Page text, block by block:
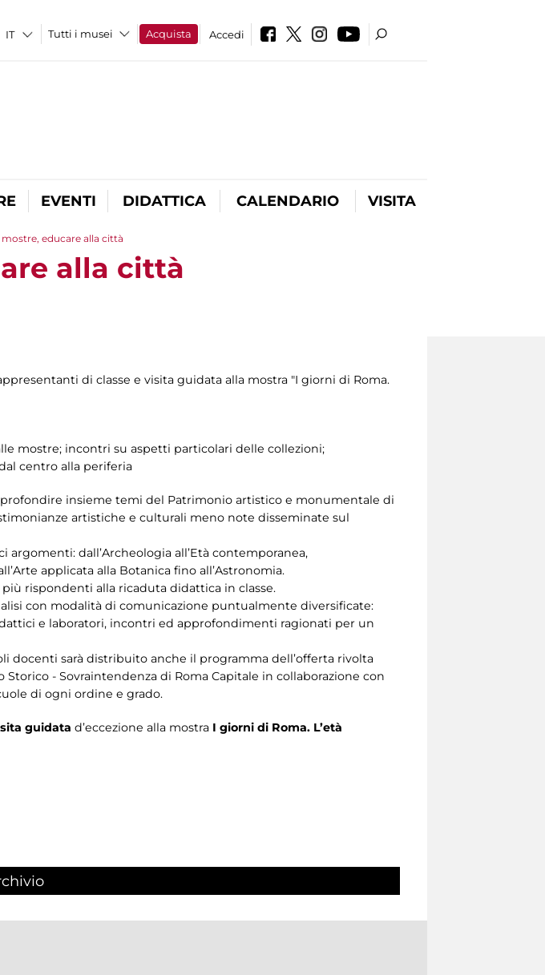
Tutti i musei Acquista Accedi
EVENTI DIDATTICA CALENDARIO VISITA
mostre, educare alla città
alla città
di classe e visita guidata alla mostra "I giorni di Roma.
mostre; incontri su aspetti particolari delle collezioni;
centro alla periferia
insieme temi del Patrimonio artistico e monumentale di
artistiche e culturali meno note disseminate sul
dall’Archeologia all’Età contemporanea,
applicata alla Botanica fino all’Astronomia.
rispondenti alla ricaduta didattica in classe.
con modalità di comunicazione puntualmente diversificate:
e laboratori, incontri ed approfondimenti ragionati per un
docenti sarà distribuito anche il programma dell’offerta rivolta
- Sovraintendenza di Roma Capitale in collaborazione con
di ogni ordine e grado.
guidata d’eccezione alla mostra I giorni di Roma. L’età